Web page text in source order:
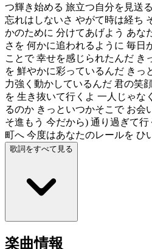
つ輝き始める 旅立つ自分を見送
忘れはしないさ やがて時は経ち
かのために 分けてあげよう あな
さを 何かに追われるように 毎日
ことで 幸せを感じられたんだ き
を 鮮やかに彩っているんだ きっ
力強く動かしているんだ 君の笑
を 生き抜いて行くよ 一人じゃな
るのか きっといつかそこで お会
そ進もう 今だから) 通り過ぎて
町へ 今度はあなたのレールを ひ
歌詞をすべて見る
楽曲情報